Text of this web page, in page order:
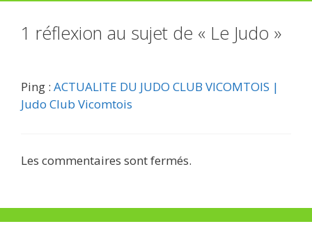
1 réflexion au sujet de « Le Judo »
Ping : ACTUALITE DU JUDO CLUB VICOMTOIS |
Judo Club Vicomtois
Les commentaires sont fermés.